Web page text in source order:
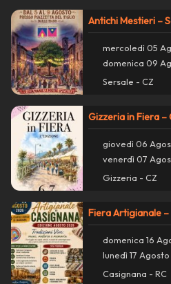
Antichi Mestieri –
mercoledì 05
domenica 09
Sersale - CZ
Gizzeria in Fiera –
giovedì 06
venerdì 07
Gizzeria - CZ
Fiera Artigianale
domenica 16
lunedì 17 Agosto
Casignana - RC